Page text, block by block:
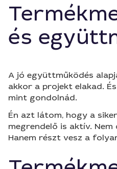
és
A jó együttműködés
akkor a projekt elakad.
mint gondolnád.
Én azt látom, hogy a
megrendelő is aktív.
Hanem részt vesz a